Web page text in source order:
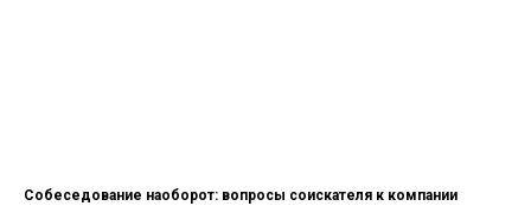
Собеседование наоборот: вопросы соискателя к компании